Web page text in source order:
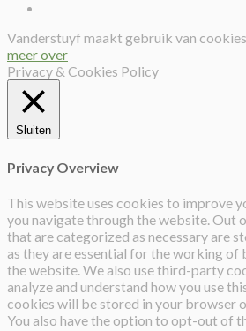
Vanderstuyf maakt gebruik van
meer over
Privacy & Cookies Policy
Sluiten
Privacy Overview
This website uses cookies to improve
you navigate through the website. Out
that are categorized as necessary are
as they are essential for the working
the website. We also use third-party
analyze and understand how you use
cookies will be stored in your browser
You also have the option to opt-out of